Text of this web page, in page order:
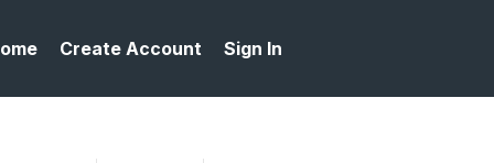
Create Account Sign In